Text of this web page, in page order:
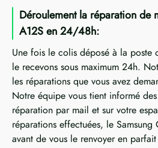
Déroulement la réparation de
A12S en 24/48h:
Une fois le colis déposé à la poste
le recevons sous maximum 24h.
les réparations que vous avez
Notre équipe vous tient informé
réparation par mail et sur votre
réparations effectuées, le Samsung
avant de vous le renvoyer en